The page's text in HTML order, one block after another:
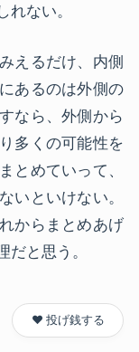
ない。
えるだけ、内側
あるのは外側の
なら、外側から
多くの可能性を
とめていって、
いといけない。
からまとめあげ
と思う。
❤️ 投げ銭する